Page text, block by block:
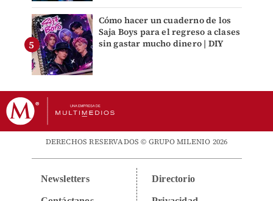
Cómo hacer un cuaderno de los
Saja Boys para el regreso a clases
sin gastar mucho dinero | DIY
DERECHOS RESERVADOS © GRUPO MILENIO 2026
Newsletters Directorio